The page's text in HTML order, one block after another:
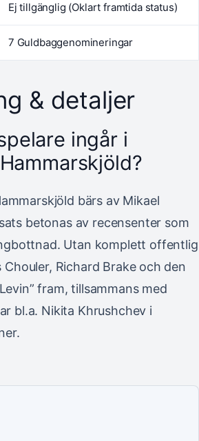
Ej tillgänglig (Oklart framtida status)
7 Guldbaggenomineringar
& detaljer
ingår i
bärs av Mikael
betonas av recensenter som
Utan komplett offentlig
Richard Brake och den
fram, tillsammans med
bl.a. Nikita Khrushchev i